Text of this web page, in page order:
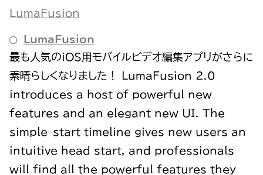
LumaFusion
‎LumaFusion
‎最も人気のiOS用モバイルビデオ編集アプリがさらに
素晴らしくなりました！ LumaFusion 2.0
introduces a host of powerful new
features and an elegant new UI. The
simple-start timeline gives new users an
intuitive head start, and professionals
will find all the powerful features they